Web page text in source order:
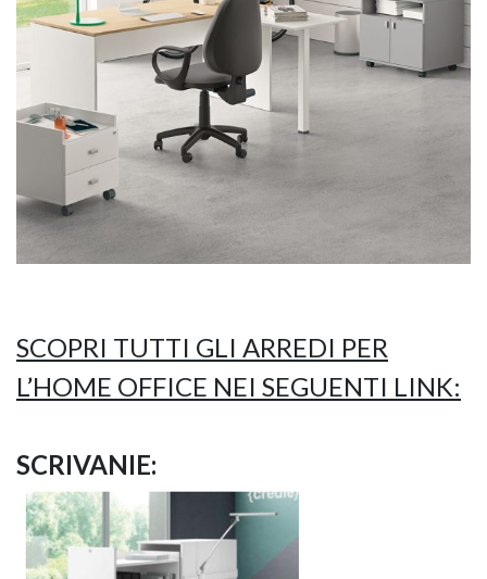
SCOPRI TUTTI GLI ARREDI PER
L’HOME OFFICE NEI SEGUENTI LINK:
SCRIVANIE: